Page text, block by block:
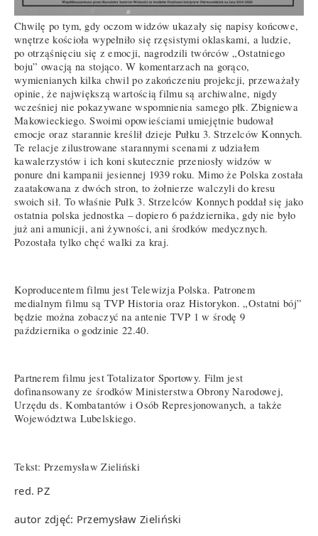
Chwilę po tym, gdy oczom widzów ukazały się napisy końcowe,
wnętrze kościoła wypełniło się rzęsistymi oklaskami, a ludzie,
po otrząśnięciu się z emocji, nagrodzili twórców „Ostatniego
boju” owacją na stojąco. W komentarzach na gorąco,
wymienianych kilka chwil po zakończeniu projekcji, przeważały
opinie, że największą wartością filmu są archiwalne, nigdy
wcześniej nie pokazywane wspomnienia samego płk. Zbigniewa
Makowieckiego. Swoimi opowieściami umiejętnie budował
emocje oraz starannie kreślił dzieje Pułku 3. Strzelców Konnych.
Te relacje zilustrowane starannymi scenami z udziałem
kawalerzystów i ich koni skutecznie przeniosły widzów w
ponure dni kampanii jesiennej 1939 roku. Mimo że Polska została
zaatakowana z dwóch stron, to żołnierze walczyli do kresu
swoich sił. To właśnie Pułk 3. Strzelców Konnych poddał się jako
ostatnia polska jednostka – dopiero 6 października, gdy nie było
już ani amunicji, ani żywności, ani środków medycznych.
Pozostała tylko chęć walki za kraj.
Koproducentem filmu jest Telewizja Polska. Patronem
medialnym filmu są TVP Historia oraz Historykon. „Ostatni bój”
będzie można zobaczyć na antenie TVP 1 w środę 9
października o godzinie 22.40.
Partnerem filmu jest Totalizator Sportowy. Film jest
dofinansowany ze środków Ministerstwa Obrony Narodowej,
Urzędu ds. Kombatantów i Osób Represjonowanych, a także
Województwa Lubelskiego.
Tekst: Przemysław Zieliński
red. PZ
autor zdjęć: Przemysław Zieliński